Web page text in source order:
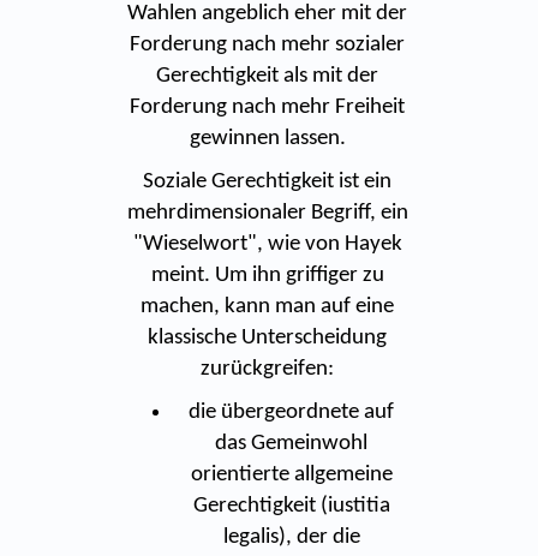
Wahlen angeblich eher mit der
Forderung nach mehr sozialer
Gerechtigkeit als mit der
Forderung nach mehr Freiheit
gewinnen lassen.
Soziale Gerechtigkeit ist ein
mehrdimensionaler Begriff, ein
"Wieselwort", wie von Hayek
meint. Um ihn griffiger zu
machen, kann man auf eine
klassische Unterscheidung
zurückgreifen:
die übergeordnete auf
das Gemeinwohl
orientierte allgemeine
Gerechtigkeit (iustitia
legalis), der die